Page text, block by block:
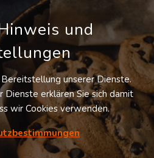
diesen Suchauftrag
über neue
werden?
und
unserer Dienste.
Dienste erklären Sie sich damit
wir Cookies verwenden.